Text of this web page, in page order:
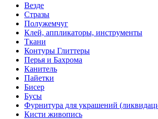
Везде
Стразы
Полужемчуг
Клей, аппликаторы, инструменты
Ткани
Контуры Глиттеры
Перья и Бахрома
Канитель
Пайетки
Бисер
Бусы
Фурнитура для украшений
Кисти живопись